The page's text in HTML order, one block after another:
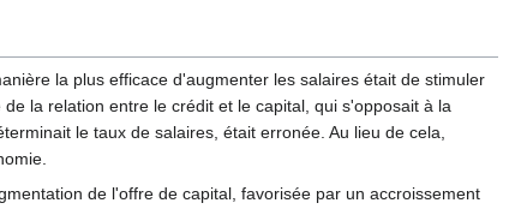
la plus efficace d'augmenter les salaires était de stimuler
la relation entre le crédit et le capital, qui s'opposait à la
le taux de salaires, était erronée. Au lieu de cela,
de l'offre de capital, favorisée par un accroissement